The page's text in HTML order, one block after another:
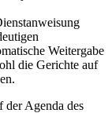
Weitergabe
die Gerichte auf
der Agenda des